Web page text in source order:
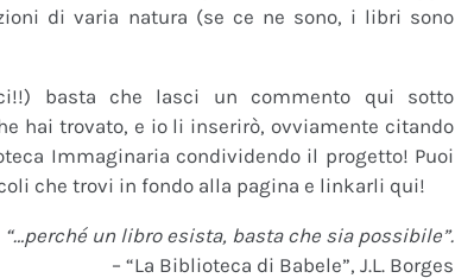
di varia natura (se ce ne sono, i libri sono
basta che lasci un commento qui sotto
hai trovato, e io li inserirò, ovviamente citando
Immaginaria condividendo il progetto! Puoi
che trovi in fondo alla pagina e linkarli qui!
“…perché un libro esista, basta che sia possibile”.
– “La Biblioteca di Babele”, J.L. Borges